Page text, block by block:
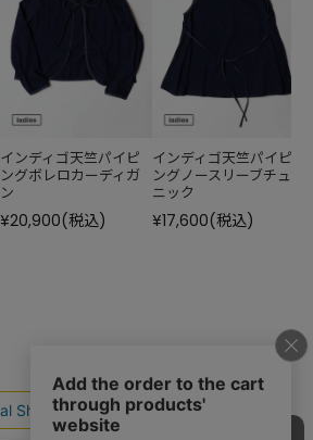
インディゴ天竺パイピ
ングボレロカーディガ
ン
¥20,900(税込)
インディゴ天竺パイピ
ングノースリーブチュ
ニック
¥17,600(税込)